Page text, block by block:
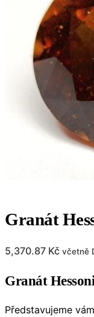
Granát
5,370.87 Kč včetně
Granát
Představujeme